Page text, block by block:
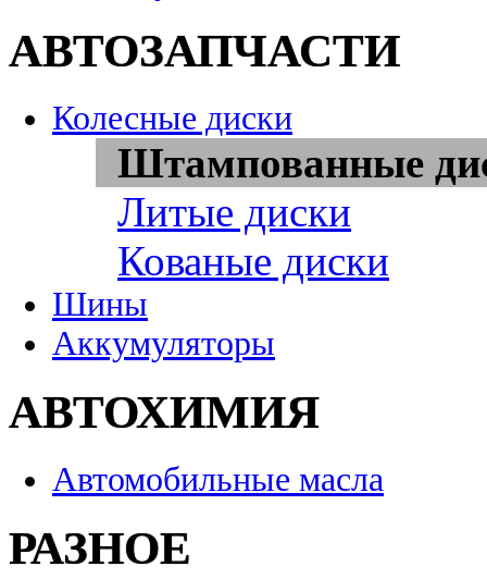
АВТОЗАПЧАСТИ
Колесные диски
Штампованные
Литые диски
Кованые диски
Шины
Аккумуляторы
АВТОХИМИЯ
Автомобильные масла
РАЗНОЕ